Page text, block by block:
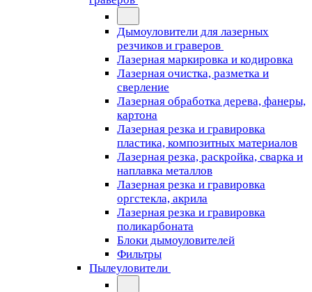
Дымоуловители для лазерных
резчиков и граверов
Лазерная маркировка и кодировка
Лазерная очистка, разметка и
сверление
Лазерная обработка дерева, фанеры,
картона
Лазерная резка и гравировка
пластика, композитных материалов
Лазерная резка, раскройка, сварка и
наплавка металлов
Лазерная резка и гравировка
оргстекла, акрила
Лазерная резка и гравировка
поликарбоната
Блоки дымоуловителей
Фильтры
Пылеуловители